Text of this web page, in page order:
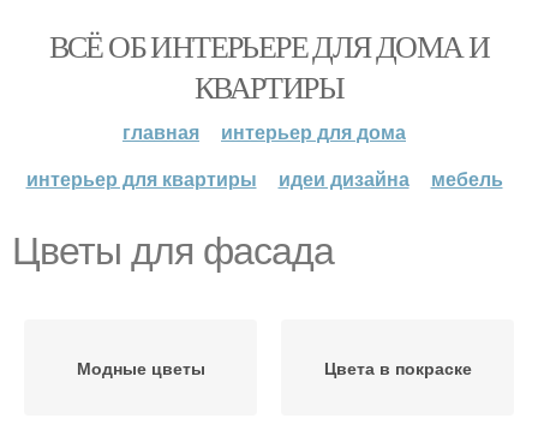
ВСЁ ОБ ИНТЕРЬЕРЕ ДЛЯ ДОМА И
КВАРТИРЫ
главная
интерьер для дома
интерьер для квартиры
идеи дизайна мебель
Цветы для фасада
Модные цветы Цвета в покраске